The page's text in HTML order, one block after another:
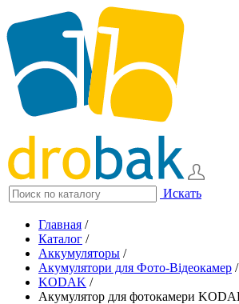
Искать
Главная /
Каталог /
Аккумуляторы /
Акумулятори для Фото-Відеокамер /
KODAK /
Акумулятор для фотокамери